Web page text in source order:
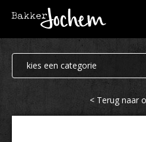
Bakker Jochem
< Terug naar